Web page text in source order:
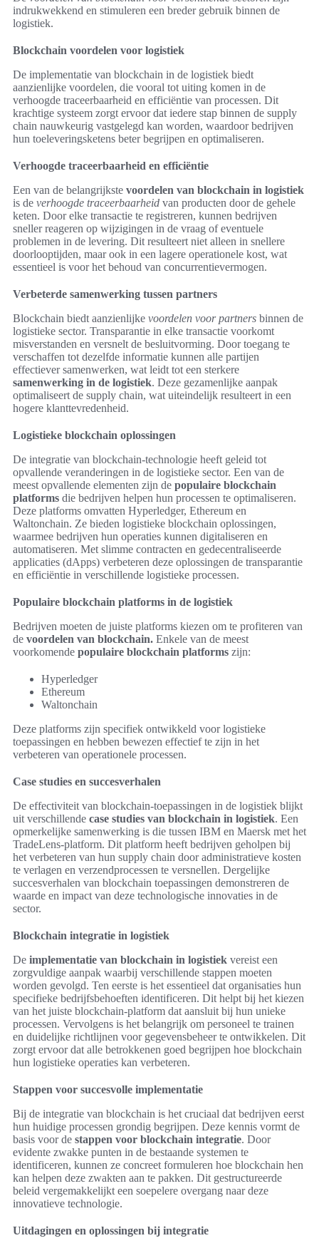
indrukwekkend en stimuleren een breder gebruik binnen de
logistiek.
Blockchain voordelen voor logistiek
De implementatie van blockchain in de logistiek biedt
aanzienlijke voordelen, die vooral tot uiting komen in de
verhoogde traceerbaarheid en efficiëntie van processen. Dit
krachtige systeem zorgt ervoor dat iedere stap binnen de supply
chain nauwkeurig vastgelegd kan worden, waardoor bedrijven
hun toeleveringsketens beter begrijpen en optimaliseren.
Verhoogde traceerbaarheid en efficiëntie
Een van de belangrijkste voordelen van blockchain in logistiek
is de verhoogde traceerbaarheid van producten door de gehele
keten. Door elke transactie te registreren, kunnen bedrijven
sneller reageren op wijzigingen in de vraag of eventuele
problemen in de levering. Dit resulteert niet alleen in snellere
doorlooptijden, maar ook in een lagere operationele kost, wat
essentieel is voor het behoud van concurrentievermogen.
Verbeterde samenwerking tussen partners
Blockchain biedt aanzienlijke voordelen voor partners binnen de
logistieke sector. Transparantie in elke transactie voorkomt
misverstanden en versnelt de besluitvorming. Door toegang te
verschaffen tot dezelfde informatie kunnen alle partijen
effectiever samenwerken, wat leidt tot een sterkere
samenwerking in de logistiek. Deze gezamenlijke aanpak
optimaliseert de supply chain, wat uiteindelijk resulteert in een
hogere klanttevredenheid.
Logistieke blockchain oplossingen
De integratie van blockchain-technologie heeft geleid tot
opvallende veranderingen in de logistieke sector. Een van de
meest opvallende elementen zijn de populaire blockchain
platforms die bedrijven helpen hun processen te optimaliseren.
Deze platforms omvatten Hyperledger, Ethereum en
Waltonchain. Ze bieden logistieke blockchain oplossingen,
waarmee bedrijven hun operaties kunnen digitaliseren en
automatiseren. Met slimme contracten en gedecentraliseerde
applicaties (dApps) verbeteren deze oplossingen de transparantie
en efficiëntie in verschillende logistieke processen.
Populaire blockchain platforms in de logistiek
Bedrijven moeten de juiste platforms kiezen om te profiteren van
de voordelen van blockchain. Enkele van de meest
voorkomende populaire blockchain platforms zijn:
Hyperledger
Ethereum
Waltonchain
Deze platforms zijn specifiek ontwikkeld voor logistieke
toepassingen en hebben bewezen effectief te zijn in het
verbeteren van operationele processen.
Case studies en succesverhalen
De effectiviteit van blockchain-toepassingen in de logistiek blijkt
uit verschillende case studies van blockchain in logistiek. Een
opmerkelijke samenwerking is die tussen IBM en Maersk met het
TradeLens-platform. Dit platform heeft bedrijven geholpen bij
het verbeteren van hun supply chain door administratieve kosten
te verlagen en verzendprocessen te versnellen. Dergelijke
succesverhalen van blockchain toepassingen demonstreren de
waarde en impact van deze technologische innovaties in de
sector.
Blockchain integratie in logistiek
De implementatie van blockchain in logistiek vereist een
zorgvuldige aanpak waarbij verschillende stappen moeten
worden gevolgd. Ten eerste is het essentieel dat organisaties hun
specifieke bedrijfsbehoeften identificeren. Dit helpt bij het kiezen
van het juiste blockchain-platform dat aansluit bij hun unieke
processen. Vervolgens is het belangrijk om personeel te trainen
en duidelijke richtlijnen voor gegevensbeheer te ontwikkelen. Dit
zorgt ervoor dat alle betrokkenen goed begrijpen hoe blockchain
hun logistieke operaties kan verbeteren.
Stappen voor succesvolle implementatie
Bij de integratie van blockchain is het cruciaal dat bedrijven eerst
hun huidige processen grondig begrijpen. Deze kennis vormt de
basis voor de stappen voor blockchain integratie. Door
evidente zwakke punten in de bestaande systemen te
identificeren, kunnen ze concreet formuleren hoe blockchain hen
kan helpen deze zwakten aan te pakken. Dit gestructureerde
beleid vergemakkelijkt een soepelere overgang naar deze
innovatieve technologie.
Uitdagingen en oplossingen bij integratie